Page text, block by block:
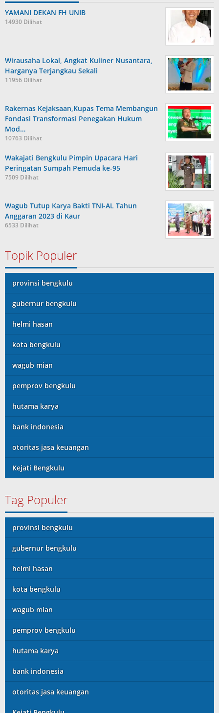
YAMANI DEKAN FH UNIB
14930 Dilihat
Wirausaha Lokal, Angkat Kuliner Nusantara,
Harganya Terjangkau Sekali
11956 Dilihat
Rakernas Kejaksaan,Kupas Tema Membangun
Fondasi Transformasi Penegakan Hukum
Mod…
10763 Dilihat
Wakajati Bengkulu Pimpin Upacara Hari
Peringatan Sumpah Pemuda ke-95
7509 Dilihat
Wagub Tutup Karya Bakti TNI-AL Tahun
Anggaran 2023 di Kaur
6533 Dilihat
Topik Populer
provinsi bengkulu
gubernur bengkulu
helmi hasan
kota bengkulu
wagub mian
pemprov bengkulu
hutama karya
bank indonesia
otoritas jasa keuangan
Kejati Bengkulu
Tag Populer
provinsi bengkulu
gubernur bengkulu
helmi hasan
kota bengkulu
wagub mian
pemprov bengkulu
hutama karya
bank indonesia
otoritas jasa keuangan